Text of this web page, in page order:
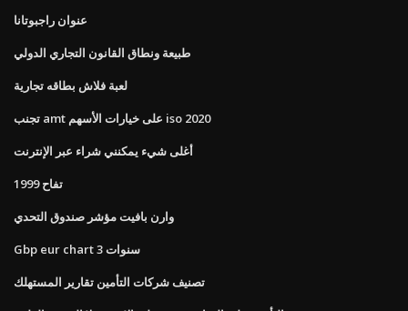
عنوان راجبوتانا
طبيعة ونطاق القانون التجاري الدولي
لعبة فلاش بطاقه تجارية
تجنب amt على خيارات الأسهم iso 2020
أغلى شيء يمكنني شراء عبر الإنترنت
تفاح 1999
وارن بافيت مؤشر صندوق التحدي
Gbp eur chart 3 سنوات
تصنيف شركات التأمين تقارير المستهلك